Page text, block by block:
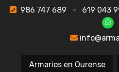
986 747 689
- 619 043
Armarios en Ourense